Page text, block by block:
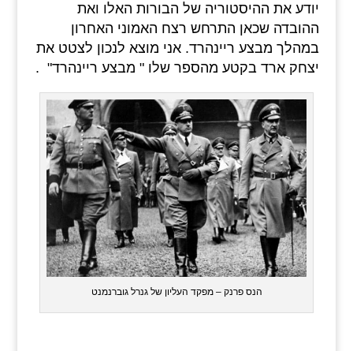
יודע את ההיסטוריה של הבורות האלו ואת
ההובדה שכאן התרחש רצח האמוני האחרון
במהלך מבצע ריינהרד. אני מוצא לנכון לצטט את
יצחק ארד בקטע מהספר שלו " מבצע ריינהרד" .
הנס פרנק – מפקד העליון של גנרל גוברנמנט